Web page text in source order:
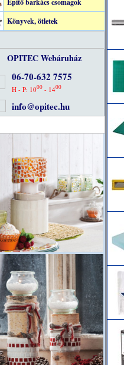
Építő barkács csomagok
Könyvek, ötletek
OPITEC Webáruház
06-70-632 7575
H - P: 1000 - 1400
info@opitec.hu